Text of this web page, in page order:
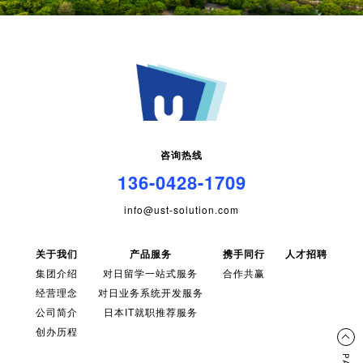
咨询热线
136-0428-1709
info@ust-solution.com
关于我们
集团介绍
经营理念
公司简介
创办历程
产品服务
对日留学一站式服务
对日业务系统开发服务
日本IT就职推荐服务
携手同行
合作共赢
人才招聘